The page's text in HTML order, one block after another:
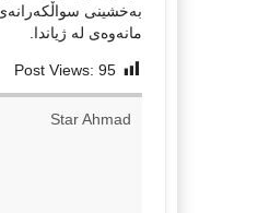
بەخشینی
مانەوەی لە ژیاندا.
Post Views: 95
Star Ahmad